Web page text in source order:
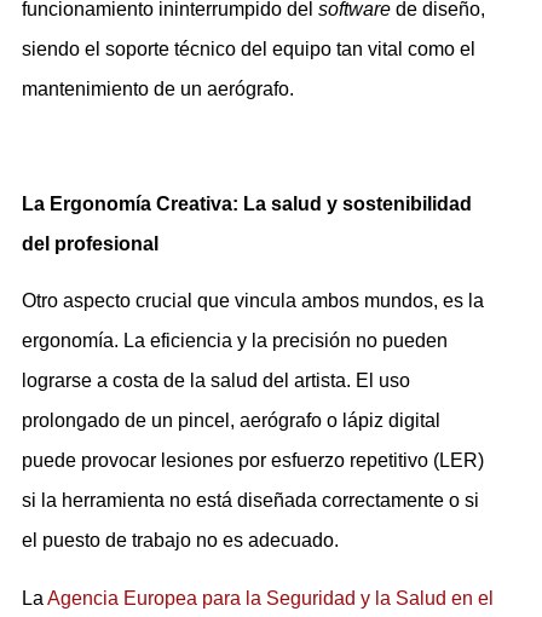
funcionamiento ininterrumpido del softwarede diseño,
siendo el soporte técnico del equipo tan vital como el
mantenimiento de un aerógrafo.
La Ergonomía Creativa: La salud y sostenibilidad
del profesional
Otro aspecto crucial que vincula ambos mundos, es la
ergonomía. La eficiencia y la precisión no pueden
lograrse a costa de la salud del artista. El uso
prolongado de un pincel, aerógrafo o lápiz digital
puede provocar lesiones por esfuerzo repetitivo (LER)
si la herramienta no está diseñada correctamente o si
el puesto de trabajo no es adecuado.
La Agencia Europea para la Seguridad y la Salud en el